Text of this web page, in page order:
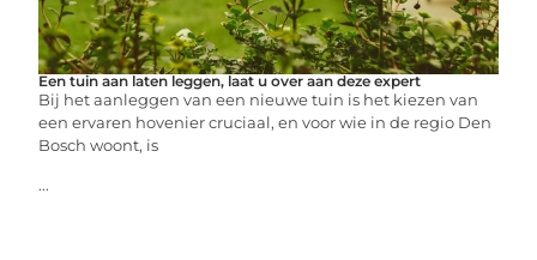
Een tuin aan laten leggen, laat u over aan deze expert
Bij het aanleggen van een nieuwe tuin is het kiezen van
een ervaren hovenier cruciaal, en voor wie in de regio Den
Bosch woont, is
...